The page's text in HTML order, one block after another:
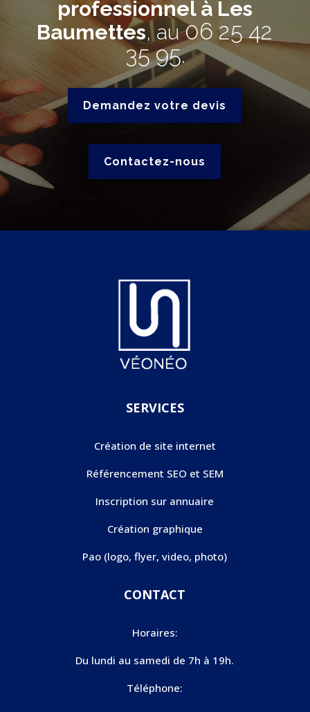
professionnel à Les
Baumettes, au06 25 42
35 95.
Demandez votre devis
Contactez-nous
SERVICES
Création de site internet
Référencement SEO et SEM
Inscription sur annuaire
Création graphique
Pao (logo, flyer, video, photo)
CONTACT
Horaires:
Du lundi au samedi de 7h à 19h.
Téléphone: